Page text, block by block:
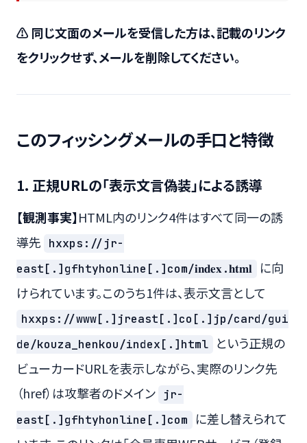
⚠ 同じ文面のメールを受信した方は、記載のリンク
をクリックせず、メールを削除してください。
このフィッシングメールの手口と特徴
1. 正規URLの「表示文言偽装」による誘導
【観測事実】HTML内のリンク4件はすべて同一の誘
導先 hxxps://jr-
east[.]gfhtyhonline[.]com/𝐢𝐧𝐝𝐞𝐱.𝐡𝐭𝐦𝐥 に向
けられています。このうち1件は、表示文言として
hxxps://www[.]jreast[.]co[.]jp/card/gui
de/kouza_henkou/index[.]html という正規の
ビューカードURLを表示しながら、実際のリンク先
（href）は攻撃者のドメイン jr-
east[.]gfhtyhonline[.]com
に差し替えられて